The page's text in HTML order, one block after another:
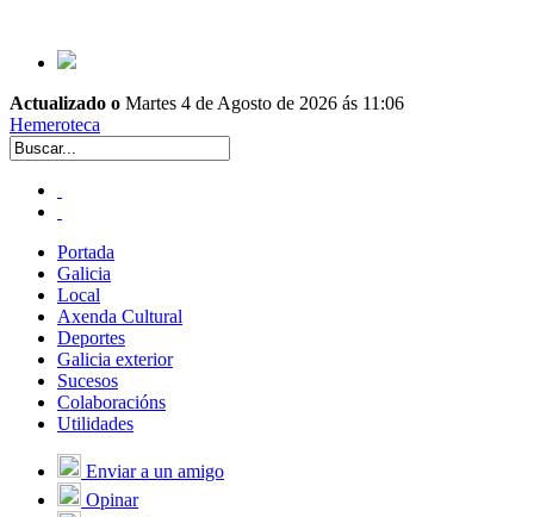
Actualizado o Martes 4 de Agosto de 2026 ás 11:06
Hemeroteca
Portada
Galicia
Local
Axenda Cultural
Deportes
Galicia exterior
Sucesos
Colaboracións
Utilidades
Enviar a un amigo
Opinar